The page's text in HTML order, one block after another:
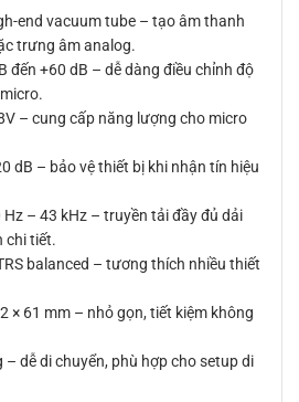
end vacuum tube – tạo âm thanh
trưng âm analog.
đến +60 dB – dễ dàng điều chỉnh độ
– cung cấp năng lượng cho micro
dB – bảo vệ thiết bị khi nhận tín hiệu
Hz – 43 kHz – truyền tải đầy đủ dải
chi tiết.
balanced – tương thích nhiều thiết
× 61 mm – nhỏ gọn, tiết kiệm không
– dễ di chuyển, phù hợp cho setup di